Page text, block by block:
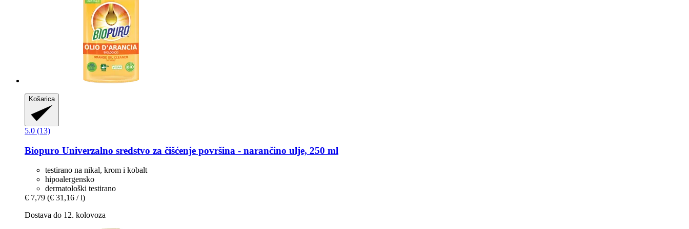
Košarica
5.0 (13)
Biopuro Univerzalno sredstvo za čišćenje površina -​ narančino ulje, 250 ml
testirano na nikal, krom i kobalt
hipoalergensko
dermatološki testirano
€ 7,79 (€ 31,16 / l)
Dostava do 12. kolovoza